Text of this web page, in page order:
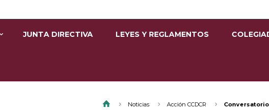
JUNTA DIRECTIVA LEYES Y REGLAMENTOS
Noticias Acción CCDCR